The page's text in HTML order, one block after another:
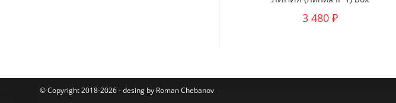
3 480 ₽
© Copyright 2018-2026 - desing by Roman Chebanov